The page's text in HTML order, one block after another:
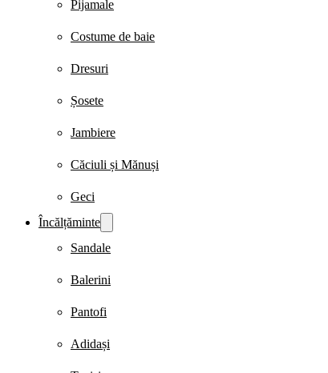
Pijamale
Costume de baie
Dresuri
Șosete
Jambiere
Căciuli și Mănuși
Geci
Încălțăminte
Sandale
Balerini
Pantofi
Adidași